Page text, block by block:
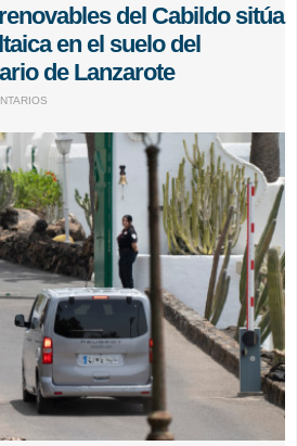
del Cabildo sitúa
en el suelo del
de Lanzarote